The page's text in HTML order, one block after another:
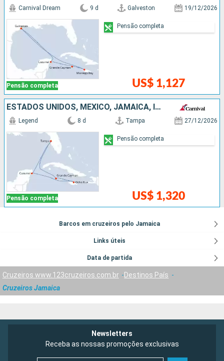
Pensão completa
Carnival Dream 9 d Galveston 19/12/2026
US$ 1,127
Pensão completa
ESTADOS UNIDOS, MÉXICO, JAMAICA, ISLAS CAIMÁN
Pensão completa
Legend 8 d Tampa 27/12/2026
US$ 1,320
Pensão completa
Barcos em cruzeiros pelo Jamaica
Links úteis
Data de partida
Cruzeiros www.123cruzeiros.com.br
Destinos País
Cruzeiros Jamaica
Newsletters
Receba as nossas promoções exclusivas